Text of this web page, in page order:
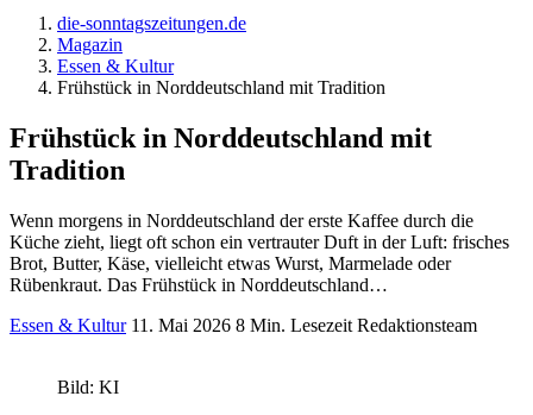
die-sonntagszeitungen.de
Magazin
Essen & Kultur
Frühstück in Norddeutschland mit Tradition
Frühstück in Norddeutschland mit
Tradition
Wenn morgens in Norddeutschland der erste Kaffee durch die
Küche zieht, liegt oft schon ein vertrauter Duft in der Luft: frisches
Brot, Butter, Käse, vielleicht etwas Wurst, Marmelade oder
Rübenkraut. Das Frühstück in Norddeutschland…
Essen & Kultur 11. Mai 2026 8 Min. Lesezeit Redaktionsteam
Bild: KI